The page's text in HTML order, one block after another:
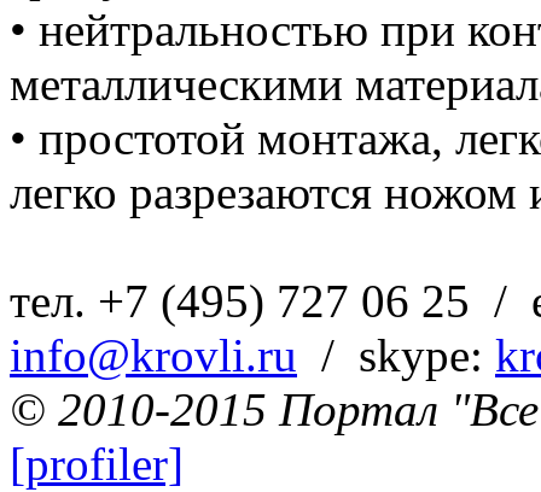
• нейтральностью при
металлическими
• простотой монтажа,
легко разрезаются
тел. +7 (495) 727 06 25 /
info@krovli.ru / skype:
© 2010-2015 Портал "Все
[profiler]